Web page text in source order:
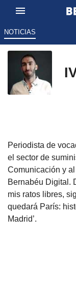
NOTICIAS
Periodista de
el sector de
Comunicación y
Bernabéu Digital.
mis ratos libres,
quedará París:
Madrid’.